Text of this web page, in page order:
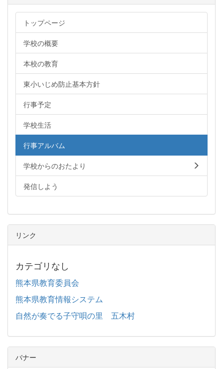
トップページ
学校の概要
本校の教育
東小いじめ防止基本方針
行事予定
学校生活
行事アルバム
学校からのおたより
発信しよう
リンク
カテゴリなし
熊本県教育委員会
熊本県教育情報システム
自然が奏でる子守唄の里 五木村
バナー